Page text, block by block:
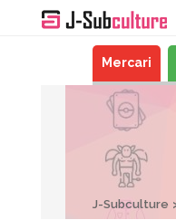
Mercari
J-Subculture